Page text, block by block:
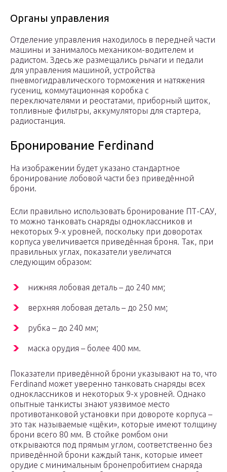
Органы управления
Отделение управления находилось в передней части
машины и занималось механиком-водителем и
радистом. Здесь же размещались рычаги и педали
для управления машиной, устройства
пневмогидравлического торможения и натяжения
гусениц, коммутационная коробка с
переключателями и реостатами, приборный щиток,
топливные фильтры, аккумуляторы для стартера,
радиостанция.
Бронирование Ferdinand
На изображении будет указано стандартное
бронирование лобовой части без приведённой
брони.
Если правильно использовать бронирование ПТ-САУ,
то можно танковать снаряды одноклассников и
некоторых 9-х уровней, поскольку при доворотах
корпуса увеличивается приведённая броня. Так, при
правильных углах, показатели увеличатся
следующим образом:
нижняя лобовая деталь – до 240 мм;
верхняя лобовая деталь – до 250 мм;
рубка – до 240 мм;
маска орудия – более 400 мм.
Показатели приведённой брони указывают на то, что
Ferdinand может уверенно танковать снаряды всех
одноклассников и некоторых 9-х уровней. Однако
опытные танкисты знают уязвимое место
противотанковой установки при довороте корпуса –
это так называемые «щёки», которые имеют толщину
брони всего 80 мм. В стойке ромбом они
открываются под прямым углом, соответственно без
приведённой брони каждый танк, которые имеет
орудие с минимальным бронепробитием снаряда